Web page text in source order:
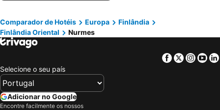
Comparador de Hotéis Europa
Finlândia
Finlândia Oriental
Nurmes
Facebook
Twitter
Selecione o seu país
Adicionar no Google
Encontre facilmente os nossos